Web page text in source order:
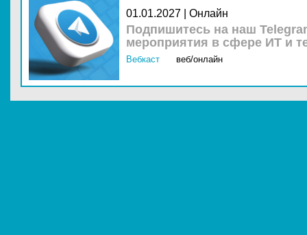
01.01.2027 | Онлайн
Подпишитесь на наш
мероприятия в сфере ИТ и
Вебкаст веб/онлайн